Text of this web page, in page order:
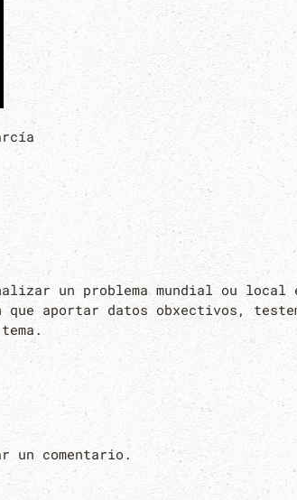
un problema mundial ou
aportar datos obxectivos,
un comentario.